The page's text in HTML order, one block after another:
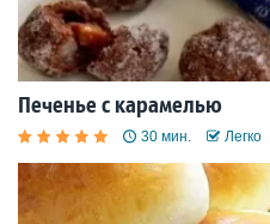
Печенье с карамелью
30 мин. Легко